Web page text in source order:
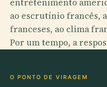
entretenimento
ao escrutínio francês,
franceses, ao clima
Por um tempo, a
O PONTO DE VIRAGEM